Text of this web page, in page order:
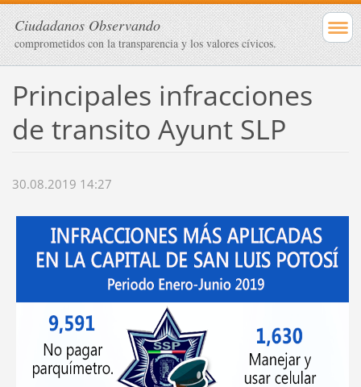
Ciudadanos Observando
comprometidos con la transparencia y los valores cívicos.
Principales infracciones
de transito Ayunt SLP
30.08.2019 14:27